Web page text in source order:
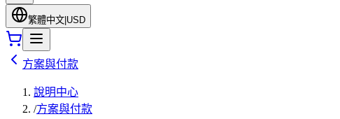
繁體中文 USD
方案與付款
說明中心
/方案與付款